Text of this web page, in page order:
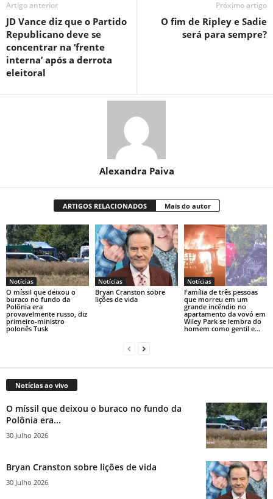
Artigo anterior
JD Vance diz que o Partido
Republicano deve se
concentrar na ‘frente
interna’ após a derrota
eleitoral
Próximo artigo
O fim de Ripley e Sadie
será para sempre?
Alexandra Paiva
ARTIGOS RELACIONADOS Mais do autor
Notícias
O míssil que deixou o
buraco no fundo da
Polônia era
provavelmente russo, diz
primeiro-ministro
polonês Tusk
Notícias
Bryan Cranston sobre
lições de vida
Notícias
Família de três pessoas
que morreu em um
grande incêndio no
apartamento da vovó em
Wiley Park se lembra do
homem como gentil e...
Notícias ao vivo
O míssil que deixou o buraco no fundo da
Polônia era...
30 Julho 2026
Bryan Cranston sobre lições de vida
30 Julho 2026